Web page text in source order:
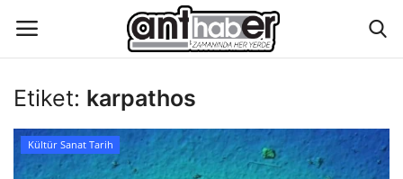
Eğitim
Etiket: karpathos
Kültür Sanat Tarih